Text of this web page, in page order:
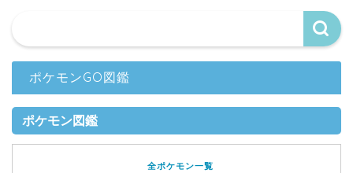
ポケモンGO図鑑
ポケモン図鑑
全ポケモン一覧